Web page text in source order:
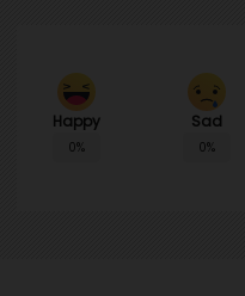
Happy
0%
Sad
0%